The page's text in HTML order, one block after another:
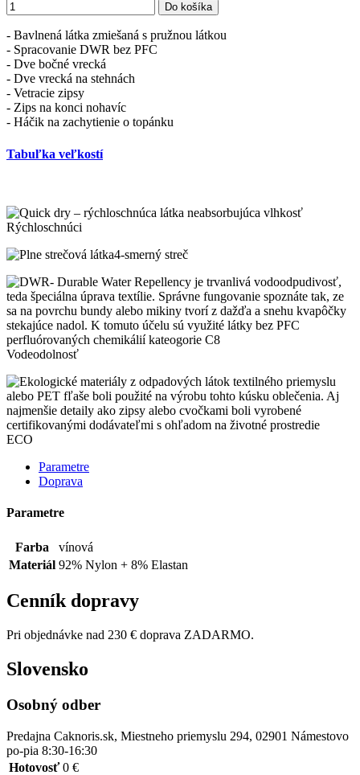
Do košíka
- Bavlnená látka zmiešaná s pružnou látkou
- Spracovanie DWR bez PFC
- Dve bočné vrecká
- Dve vrecká na stehnách
- Vetracie zipsy
- Zips na konci nohavíc
- Háčik na zachytienie o topánku
Tabuľka veľkostí
Rýchloschnúci
4-smerný streč
Vodeodolnosť
ECO
Parametre
Doprava
Parametre
Farba
vínová
Materiál 92% Nylon + 8% Elastan
Cenník dopravy
Pri objednávke nad 230 € doprava ZADARMO.
Slovensko
Osobný odber
Predajna Caknoris.sk, Miestneho priemyslu 294, 02901 Námestovo
po-pia 8:30-16:30
Hotovosť 0 €